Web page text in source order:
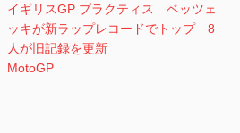
イギリスGP プラクティス ベッツェ
ッキが新ラップレコードでトップ 8
人が旧記録を更新
MotoGP